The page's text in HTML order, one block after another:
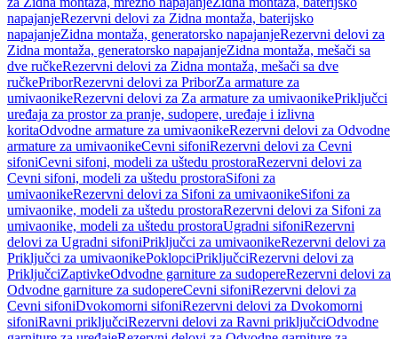
napajanjeRezervni delovi za Zidna montaža, baterijsko
napajanjeZidna montaža, generatorsko napajanjeRezervni delovi za
Zidna montaža, generatorsko napajanjeZidna montaža, mešači sa
dve ručkeRezervni delovi za Zidna montaža, mešači sa dve
ručkePriborRezervni delovi za PriborZa armature za
umivaonikeRezervni delovi za Za armature za umivaonikePriključci
uređaja za prostor za pranje, sudopere, uređaje i izlivna
koritaOdvodne armature za umivaonikeRezervni delovi za Odvodne
armature za umivaonikeCevni sifoniRezervni delovi za Cevni
sifoniCevni sifoni, modeli za uštedu prostoraRezervni delovi za
Cevni sifoni, modeli za uštedu prostoraSifoni za
umivaonikeRezervni delovi za Sifoni za umivaonikeSifoni za
umivaonike, modeli za uštedu prostoraRezervni delovi za Sifoni za
umivaonike, modeli za uštedu prostoraUgradni sifoniRezervni
delovi za Ugradni sifoniPriključci za umivaonikeRezervni delovi za
Priključci za umivaonikePoklopciPriključciRezervni delovi za
PriključciZaptivkeOdvodne garniture za sudopereRezervni delovi za
Odvodne garniture za sudopereCevni sifoniRezervni delovi za
Cevni sifoniDvokomorni sifoniRezervni delovi za Dvokomorni
sifoniRavni priključciRezervni delovi za Ravni priključciOdvodne